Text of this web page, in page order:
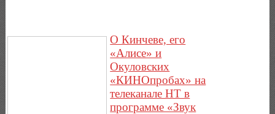
О Кинчеве, его
«Алисе» и
Окуловских
«КИНОпробах» на
телеканале НТ в
программе «Звук